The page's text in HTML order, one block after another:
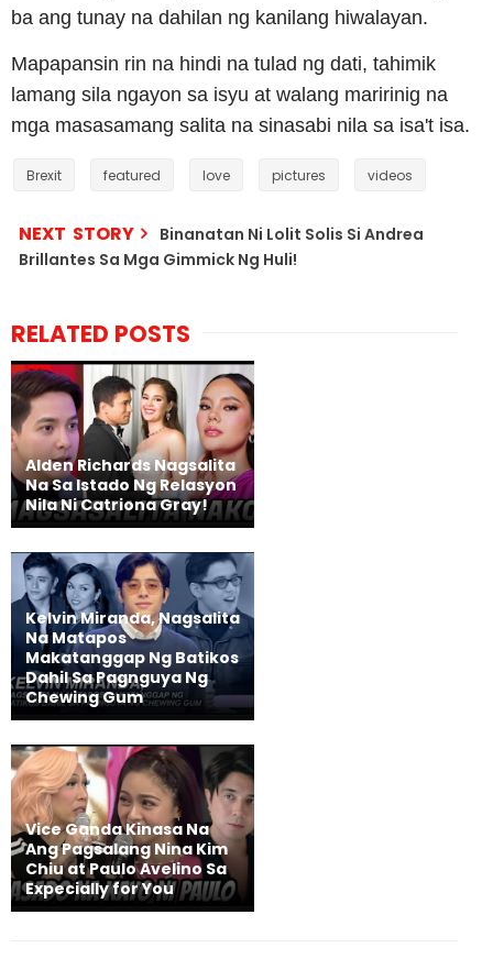
ba ang tunay na dahilan ng kanilang hiwalayan.
Mapapansin rin na hindi na tulad ng dati, tahimik
lamang sila ngayon sa isyu at walang maririnig na
mga masasamang salita na sinasabi nila sa isa't isa.
Brexit featured love pictures videos
NEXT STORY
Binanatan Ni Lolit Solis Si Andrea
Brillantes Sa Mga Gimmick Ng Huli!
RELATED POSTS
Alden Richards Nagsalita
Na Sa Istado Ng Relasyon
Nila Ni Catriona Gray!
Kelvin Miranda, Nagsalita
Na Matapos
Makatanggap Ng Batikos
Dahil Sa Pagnguya Ng
Chewing Gum
Vice Ganda Kinasa Na
Ang Pagsalang Nina Kim
Chiu at Paulo Avelino Sa
Expecially for You